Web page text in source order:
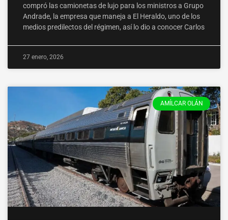
compró las camionetas de lujo para los ministros a Grupo
Andrade, la empresa que maneja a El Heraldo, uno de los
medios predilectos del régimen, así lo dio a conocer Carlos
27 enero, 2026
AMÍLCAR OLÁN